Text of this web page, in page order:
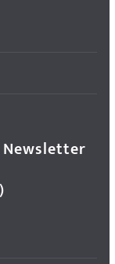
Newsletter